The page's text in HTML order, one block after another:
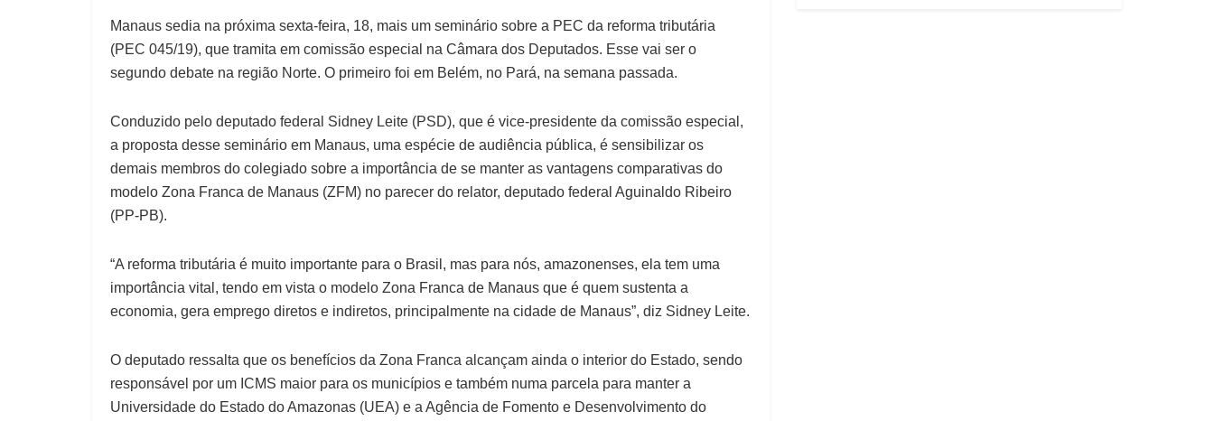
Manaus sedia na próxima sexta-feira, 18, mais um seminário sobre a PEC da reforma tributária
(PEC 045/19), que tramita em comissão especial na Câmara dos Deputados. Esse vai ser o
segundo debate na região Norte. O primeiro foi em Belém, no Pará, na semana passada.
Conduzido pelo deputado federal Sidney Leite (PSD), que é vice-presidente da comissão especial,
a proposta desse seminário em Manaus, uma espécie de audiência pública, é sensibilizar os
demais membros do colegiado sobre a importância de se manter as vantagens comparativas do
modelo Zona Franca de Manaus (ZFM) no parecer do relator, deputado federal Aguinaldo Ribeiro
(PP-PB).
“A reforma tributária é muito importante para o Brasil, mas para nós, amazonenses, ela tem uma
importância vital, tendo em vista o modelo Zona Franca de Manaus que é quem sustenta a
economia, gera emprego diretos e indiretos, principalmente na cidade de Manaus”, diz Sidney Leite.
O deputado ressalta que os benefícios da Zona Franca alcançam ainda o interior do Estado, sendo
responsável por um ICMS maior para os municípios e também numa parcela para manter a
Universidade do Estado do Amazonas (UEA) e a Agência de Fomento e Desenvolvimento do